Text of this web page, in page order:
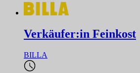
Verkäufer:in Feinkost
BILLA